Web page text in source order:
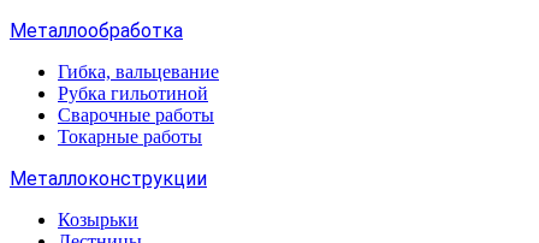
Металлообработка
Гибка, вальцевание
Рубка гильотиной
Сварочные работы
Токарные работы
Металлоконструкции
Козырьки